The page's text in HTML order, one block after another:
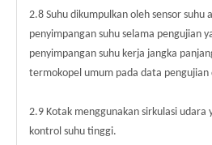
2.8 Suhu dikumpulkan oleh sensor suhu
penyimpangan suhu selama pengujian
penyimpangan suhu kerja jangka
termokopel umum pada data pengujian
2.9 Kotak menggunakan sirkulasi udara
kontrol suhu tinggi.